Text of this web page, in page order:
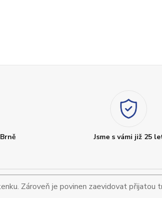
Jsme s vámi již 25
Zároveň je povinen zaevidovat přijatou